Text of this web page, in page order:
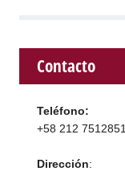
Contacto
Teléfono:
+58 212 7512851
Dirección: